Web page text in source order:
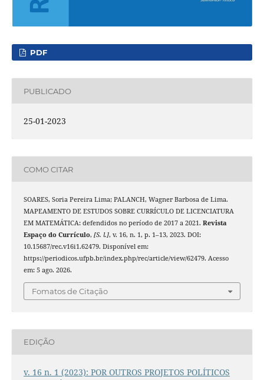
PDF
PUBLICADO
25-01-2023
COMO CITAR
SOARES, Soria Pereira Lima; PALANCH, Wagner Barbosa de Lima.
MAPEAMENTO DE ESTUDOS SOBRE CURRÍCULO DE LICENCIATURA
EM MATEMÁTICA: defendidos no período de 2017 a 2021. Revista
Espaço do Currículo, [S. l.], v. 16, n. 1, p. 1–13, 2023. DOI:
10.15687/rec.v16i1.62479. Disponível em:
https://periodicos.ufpb.br/index.php/rec/article/view/62479. Acesso
em: 5 ago. 2026.
Fomatos de Citação
EDIÇÃO
v. 16 n. 1 (2023): POR OUTROS PROJETOS POLÍTICOS